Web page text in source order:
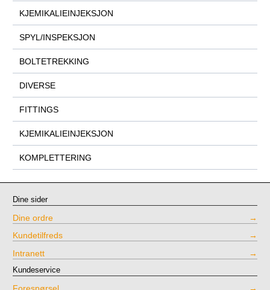
KJEMIKALIEINJEKSJON
SPYL/INSPEKSJON
BOLTETREKKING
DIVERSE
FITTINGS
KJEMIKALIEINJEKSJON
KOMPLETTERING
Dine sider
Dine ordre
Kundetilfreds
Intranett
Kundeservice
Forespørsel